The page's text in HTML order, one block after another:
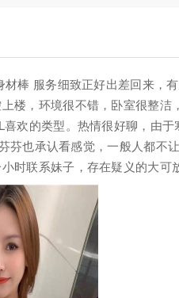
棒 服务细致正好出差回来，
楼，环境很不错，卧室很整
欢的类型。热情很好聊，由
芬也承认看感觉，一般人都不
时联系妹子，存在疑义的大可